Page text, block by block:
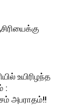
உயிரிழந்த
:
அபராதம்!!